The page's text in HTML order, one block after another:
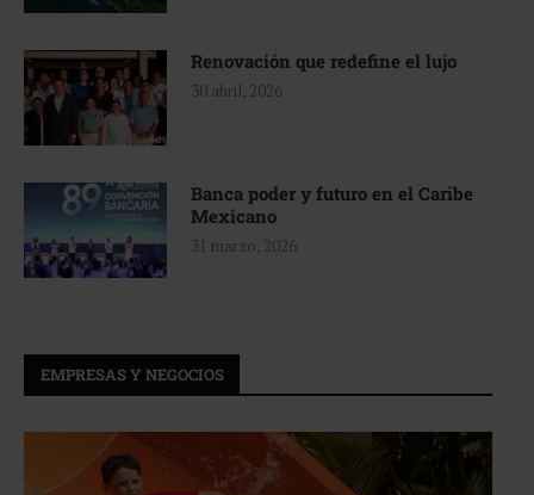
Renovación que redefine el lujo
30 abril, 2026
Banca poder y futuro en el Caribe
Mexicano
31 marzo, 2026
EMPRESAS Y NEGOCIOS